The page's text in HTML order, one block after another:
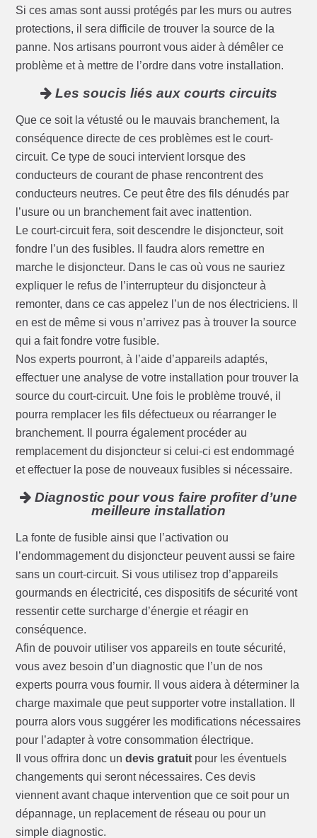
Si ces amas sont aussi protégés par les murs ou autres
protections, il sera difficile de trouver la source de la
panne. Nos artisans pourront vous aider à démêler ce
problème et à mettre de l’ordre dans votre installation.
Les soucis liés aux courts circuits
Que ce soit la vétusté ou le mauvais branchement, la
conséquence directe de ces problèmes est le court-
circuit. Ce type de souci intervient lorsque des
conducteurs de courant de phase rencontrent des
conducteurs neutres. Ce peut être des fils dénudés par
l’usure ou un branchement fait avec inattention.
Le court-circuit fera, soit descendre le disjoncteur, soit
fondre l’un des fusibles. Il faudra alors remettre en
marche le disjoncteur. Dans le cas où vous ne sauriez
expliquer le refus de l’interrupteur du disjoncteur à
remonter, dans ce cas appelez l’un de nos électriciens. Il
en est de même si vous n’arrivez pas à trouver la source
qui a fait fondre votre fusible.
Nos experts pourront, à l’aide d’appareils adaptés,
effectuer une analyse de votre installation pour trouver la
source du court-circuit. Une fois le problème trouvé, il
pourra remplacer les fils défectueux ou réarranger le
branchement. Il pourra également procéder au
remplacement du disjoncteur si celui-ci est endommagé
et effectuer la pose de nouveaux fusibles si nécessaire.
Diagnostic pour vous faire profiter d’une
meilleure installation
La fonte de fusible ainsi que l’activation ou
l’endommagement du disjoncteur peuvent aussi se faire
sans un court-circuit. Si vous utilisez trop d’appareils
gourmands en électricité, ces dispositifs de sécurité vont
ressentir cette surcharge d’énergie et réagir en
conséquence.
Afin de pouvoir utiliser vos appareils en toute sécurité,
vous avez besoin d’un diagnostic que l’un de nos
experts pourra vous fournir. Il vous aidera à déterminer la
charge maximale que peut supporter votre installation. Il
pourra alors vous suggérer les modifications nécessaires
pour l’adapter à votre consommation électrique.
Il vous offrira donc undevis gratuit pour les éventuels
changements qui seront nécessaires. Ces devis
viennent avant chaque intervention que ce soit pour un
dépannage, un replacement de réseau ou pour un
simple diagnostic.